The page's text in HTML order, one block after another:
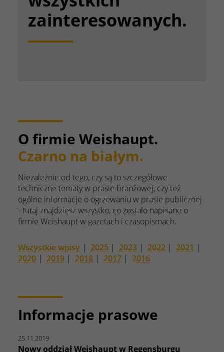
zainteresowanych.
O firmie Weishaupt.
Czarno na białym.
Niezależnie od tego, czy są to szczegółowe
techniczne tematy w prasie branżowej, czy też
ogólne informacje o ogrzewaniu w prasie publicznej
- tutaj znajdziesz wszystko, co zostało napisane o
firmie Weishaupt w gazetach i czasopismach.
Wszystkie wpisy | 2025 | 2023 | 2022 | 2021 |
2020 | 2019 | 2018 | 2017 | 2016
Informacje prasowe
25.11.2019
Nowy oddział Weishaupt w Regensburgu